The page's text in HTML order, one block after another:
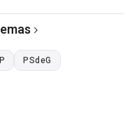
PSdeG